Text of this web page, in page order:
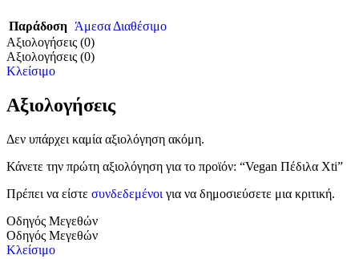
Παράδοση Άμεσα Διαθέσιμο
Αξιολογήσεις (0)
Αξιολογήσεις (0)
Κλείσιμο
Αξιολογήσεις
Δεν υπάρχει καμία αξιολόγηση ακόμη.
Κάνετε την πρώτη αξιολόγηση για το προϊόν: “Vegan Πέδιλα Χti”
Πρέπει να είστε συνδεδεμένοι για να δημοσιεύσετε μια κριτική.
Οδηγός Μεγεθών
Οδηγός Μεγεθών
Κλείσιμο